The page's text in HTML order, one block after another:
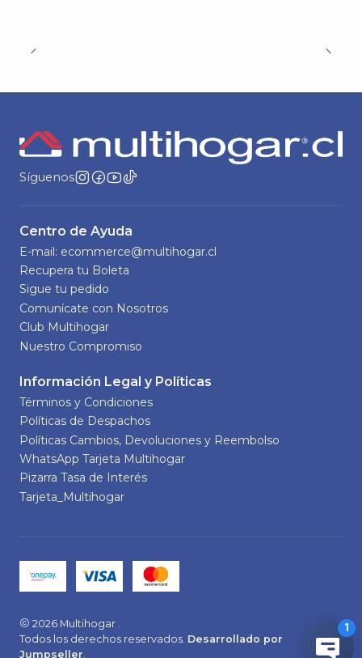
Síguenos
Centro de Ayuda
E-mail: ecommerce@multihogar.cl
Recupera tu Boleta
Sigue tu pedido
Comunícate con Nosotros
Club Multihogar
Nuestro Compromiso
Información Legal y Políticas
Términos y Condiciones
Políticas de Despachos
Políticas Cambios, Devoluciones y Reembolso
WhatsApp Tarjeta Multihogar
Pizarra Tasa de Interés
Tarjeta_Multihogar
2026 Multihogar .
Todos los derechos reservados. Desarrollado por
Jumpseller.